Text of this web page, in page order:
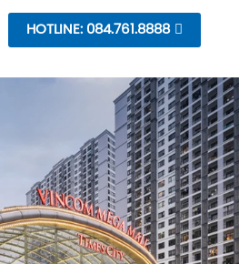
HOTLINE: 084.761.8888